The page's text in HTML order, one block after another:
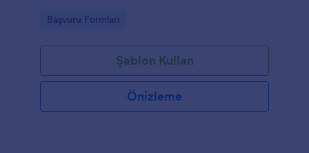
yardımcı olur.
Go to Category:
Başvuru Formları
Şablon Kullan
Önizleme